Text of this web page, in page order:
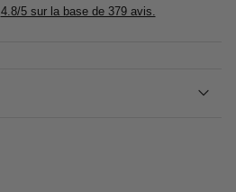
4.8/5 sur la base de 379 avis.